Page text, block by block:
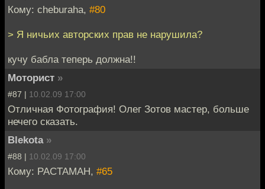
Кому: cheburaha, #80
> Я ничьих авторских прав не нарушила?
кучу бабла теперь должна!!
Моторист »
#87 | 10.02.09 17:00
Отличная Фотография! Олег Зотов мастер, больше
нечего сказать.
Blekota »
#88 | 10.02.09 17:00
Кому: PACTAMAH, #65